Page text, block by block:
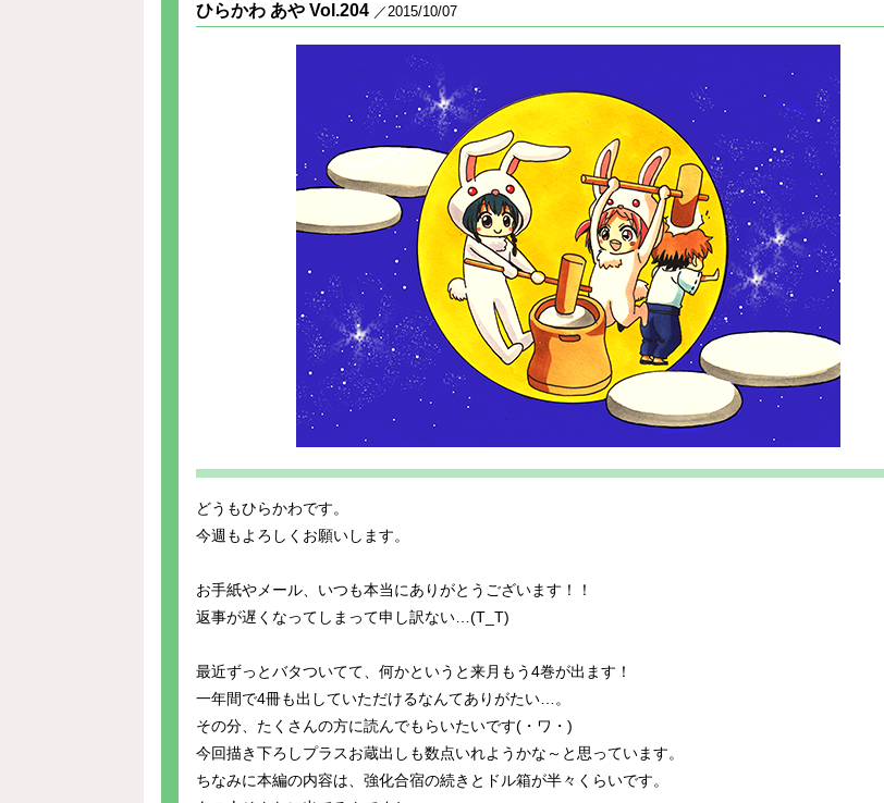
ひらかわ あや Vol.204 ／2015/10/07
どうもひらかわです。
今週もよろしくお願いします。
お手紙やメール、いつも本当にありがとうございます！！
返事が遅くなってしまって申し訳ない…(T_T)
最近ずっとバタついてて、何かというと来月もう4巻が出ます！
一年間で4冊も出していただけるなんてありがたい…。
その分、たくさんの方に読んでもらいたいです(・ワ・)
今回描き下ろしプラスお蔵出しも数点いれようかな～と思っています。
ちなみに本編の内容は、強化合宿の続きとドル箱が半々くらいです。